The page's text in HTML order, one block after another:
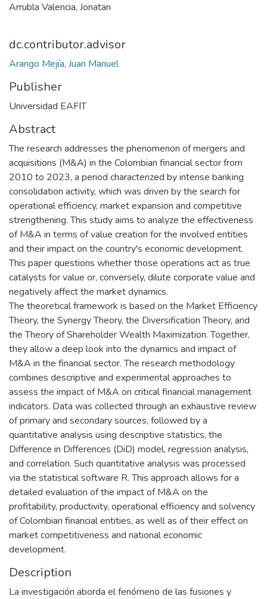
Arrubla Valencia, Jonatan
dc.contributor.advisor
Arango Mejía, Juan Manuel
Publisher
Universidad EAFIT
Abstract
The research addresses the phenomenon of mergers and
acquisitions (M&A) in the Colombian financial sector from
2010 to 2023, a period characterized by intense banking
consolidation activity, which was driven by the search for
operational efficiency, market expansion and competitive
strengthening. This study aims to analyze the effectiveness
of M&A in terms of value creation for the involved entities
and their impact on the country's economic development.
This paper questions whether those operations act as true
catalysts for value or, conversely, dilute corporate value and
negatively affect the market dynamics.
The theoretical framework is based on the Market Efficiency
Theory, the Synergy Theory, the Diversification Theory, and
the Theory of Shareholder Wealth Maximization. Together,
they allow a deep look into the dynamics and impact of
M&A in the financial sector. The research methodology
combines descriptive and experimental approaches to
assess the impact of M&A on critical financial management
indicators. Data was collected through an exhaustive review
of primary and secondary sources, followed by a
quantitative analysis using descriptive statistics, the
Difference in Differences (DiD) model, regression analysis,
and correlation. Such quantitative analysis was processed
via the statistical software R. This approach allows for a
detailed evaluation of the impact of M&A on the
profitability, productivity, operational efficiency and solvency
of Colombian financial entities, as well as of their effect on
market competitiveness and national economic
development.
Description
La investigación aborda el fenómeno de las fusiones y